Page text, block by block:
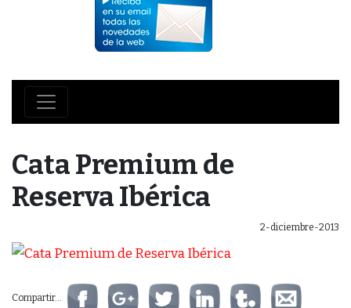
Cata Premium de
Reserva Ibérica
2-diciembre-2013
Compartir...